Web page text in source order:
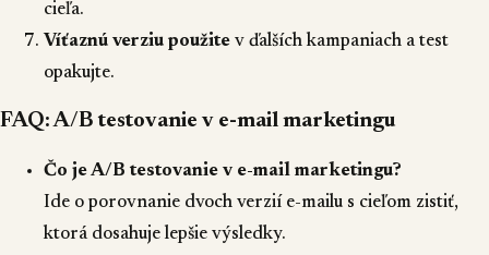
cieľa.
Víťaznú verziu použite v ďalších kampaniach a test
opakujte.
FAQ: A/B testovanie v e-mail marketingu
Čo je A/B testovanie v e-mail marketingu?
Ide o porovnanie dvoch verzií e-mailu s cieľom zistiť,
ktorá dosahuje lepšie výsledky.